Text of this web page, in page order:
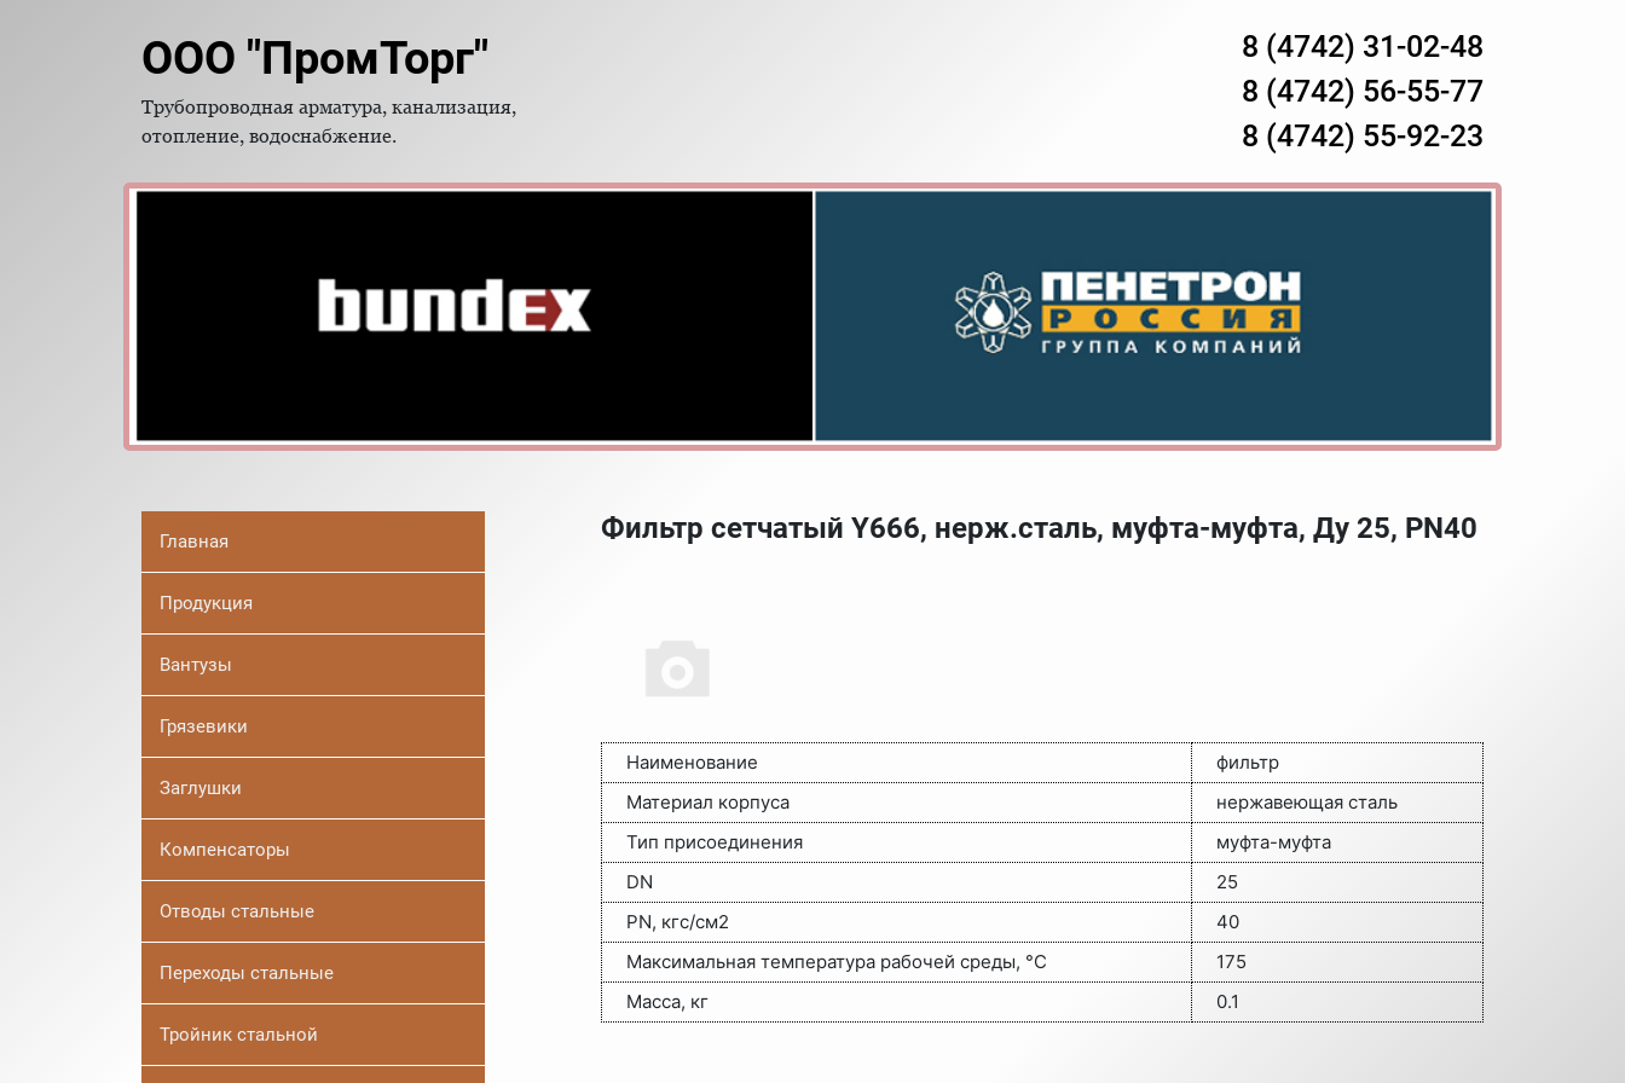
ООО "ПромТорг"
Трубопроводная арматура, канализация,
отопление, водоснабжение.
8 (4742) 31-02-48
8 (4742) 56-55-77
8 (4742) 55-92-23
Главная
Продукция
Вантузы
Грязевики
Заглушки
Компенсаторы
Отводы стальные
Переходы стальные
Тройник стальной
Фильтр сетчатый Y666, нерж.сталь, муфта-муфта, Ду 25, PN40
Наименование
фильтр
Материал корпуса
нержавеющая сталь
Тип присоединения
муфта-муфта
DN
25
PN, кгс/см2
40
Максимальная температура рабочей среды, °C
175
Масса, кг
0.1